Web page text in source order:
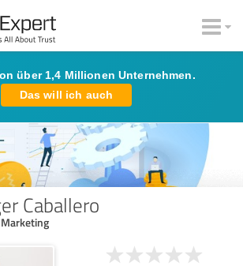
über 1,4 Millionen Unternehmen.
Das will ich auch
Caballero